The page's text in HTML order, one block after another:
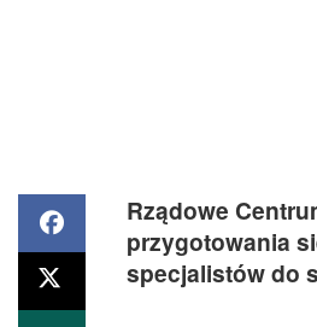
Rządowe
przygotowania
specjalistów do